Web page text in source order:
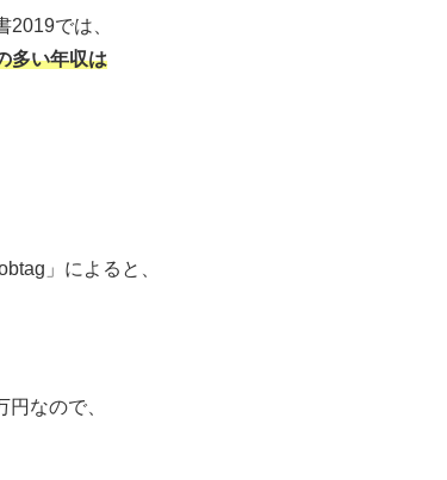
では、
多い年収は
」によると、
なので、